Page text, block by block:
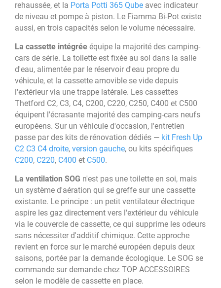
rehaussée, et la Porta Potti 365 Qube avec indicateur
de niveau et pompe à piston. Le Fiamma Bi-Pot existe
aussi, en trois capacités selon le volume nécessaire.
La cassette intégrée équipe la majorité des camping-
cars de série. La toilette est fixée au sol dans la salle
d'eau, alimentée par le réservoir d'eau propre du
véhicule, et la cassette amovible se vide depuis
l'extérieur via une trappe latérale. Les cassettes
Thetford C2, C3, C4, C200, C220, C250, C400 et C500
équipent l'écrasante majorité des camping-cars neufs
européens. Sur un véhicule d'occasion, l'entretien
passe par des kits de rénovation dédiés — kit Fresh Up
C2 C3 C4 droite, version gauche, ou kits spécifiques
C200, C220, C400 et C500.
La ventilation SOG n'est pas une toilette en soi, mais
un système d'aération qui se greffe sur une cassette
existante. Le principe : un petit ventilateur électrique
aspire les gaz directement vers l'extérieur du véhicule
via le couvercle de cassette, ce qui supprime les odeurs
sans nécessiter d'additif chimique. Cette approche
revient en force sur le marché européen depuis deux
saisons, portée par la demande écologique. Le SOG se
commande sur demande chez TOP ACCESSOIRES
selon le modèle de cassette en place.